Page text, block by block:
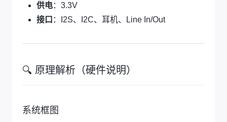
供电：3.3V
接口 ：I2S、I2C、耳机、Line In/Out
🔍 原理解析（硬件说明）
系统框图